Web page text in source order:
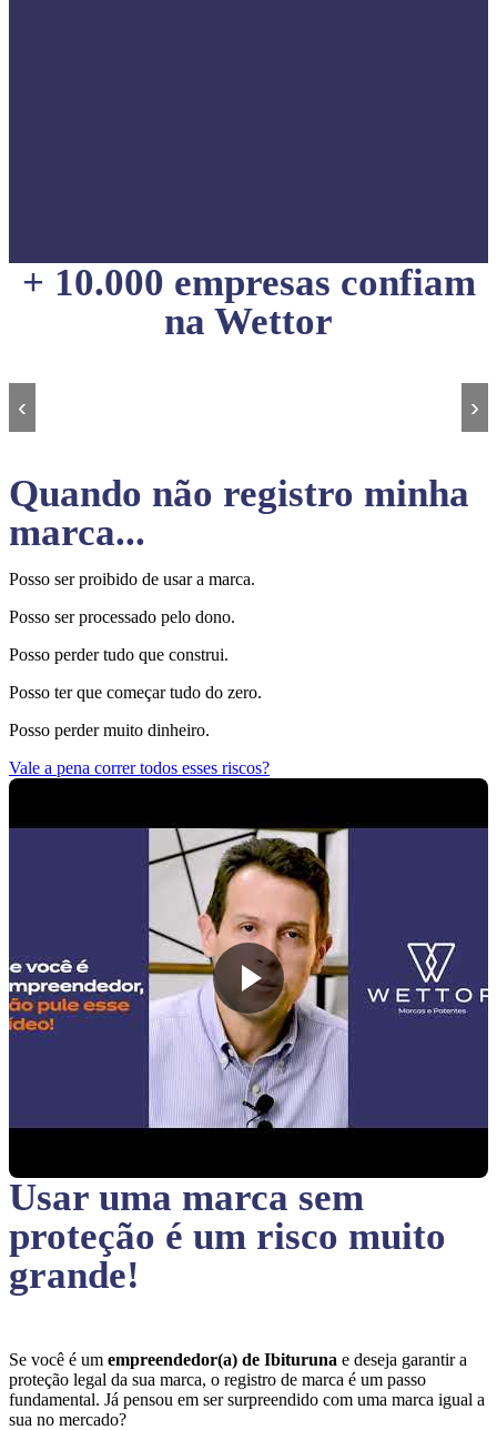
+ 10.000 empresas confiam
na Wettor
‹ ›
Quando não registro minha
marca...
Posso ser proibido de usar a marca.
Posso ser processado pelo dono.
Posso perder tudo que construi.
Posso ter que começar tudo do zero.
Posso perder muito dinheiro.
Vale a pena correr todos esses riscos?
Usar uma marca sem
proteção é um risco muito
grande!
Se você é um empreendedor(a) de Ibituruna e deseja garantir a
proteção legal da sua marca, o registro de marca é um passo
fundamental. Já pensou em ser surpreendido com uma marca igual a
sua no mercado?